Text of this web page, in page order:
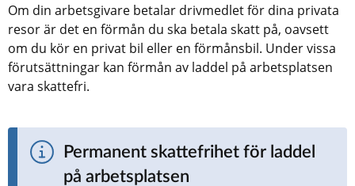
Om din arbetsgivare betalar drivmedlet för dina privata
resor är det en förmån du ska betala skatt på, oavsett
om du kör en privat bil eller en förmånsbil. Under vissa
förutsättningar kan förmån av laddel på arbetsplatsen
vara skattefri.
Permanent skattefrihet för laddel
på arbetsplatsen